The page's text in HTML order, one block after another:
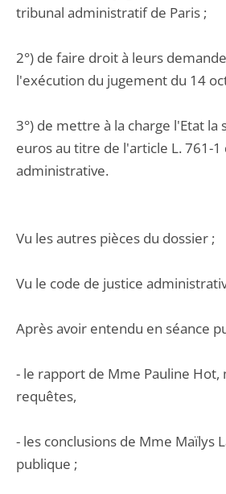
tribunal administratif de Paris ;
2°) de faire droit à leurs
l'exécution du jugement du 14
3°) de mettre à la charge l'Etat la
euros au titre de l'article L. 761-1
administrative.
Vu les autres pièces du dossier ;
Vu le code de justice
Après avoir entendu en séance
- le rapport de Mme Pauline Hot,
requêtes,
- les conclusions de Mme Maïlys
publique ;